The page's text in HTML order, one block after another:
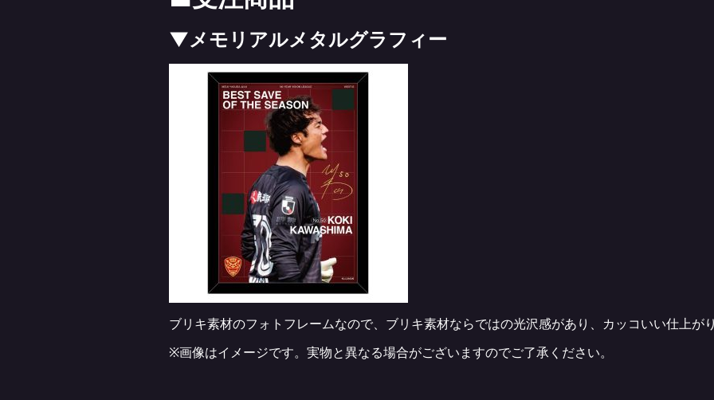
▼メモリアルメタルグラフィー
ブリキ素材のフォトフレームなので、ブリキ素材ならではの光沢感があり、カッコいい仕上が
※画像はイメージです。実物と異なる場合がございますのでご了承ください。